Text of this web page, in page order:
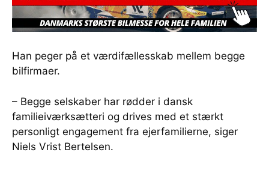
Han peger på et værdifællesskab mellem begge
bilfirmaer.
– Begge selskaber har rødder i dansk
familieiværksætteri og drives med et stærkt
personligt engagement fra ejerfamilierne, siger
Niels Vrist Bertelsen.